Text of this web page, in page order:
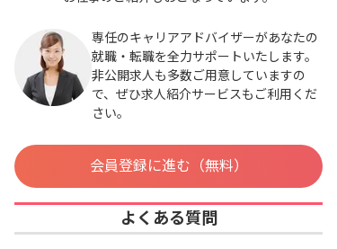
専任のキャリアアドバイザーがあなたの
就職・転職を全力サポートいたします。
非公開求人も多数ご用意していますの
で、ぜひ求人紹介サービスもご利用くだ
さい。
会員登録に進む（無料）
よくある質問